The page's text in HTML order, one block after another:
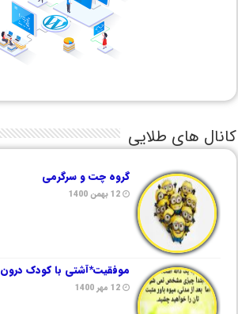
کانال های طلایی
گروه چت و سرگرمی
12 بهمن 1400
موفقیت*آشتی با کودک درون
12 مهر 1400